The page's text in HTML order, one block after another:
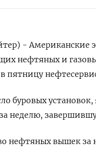
- Американские
нефтяных и
пятницу
буровых
неделю,
нефтяных вышек за